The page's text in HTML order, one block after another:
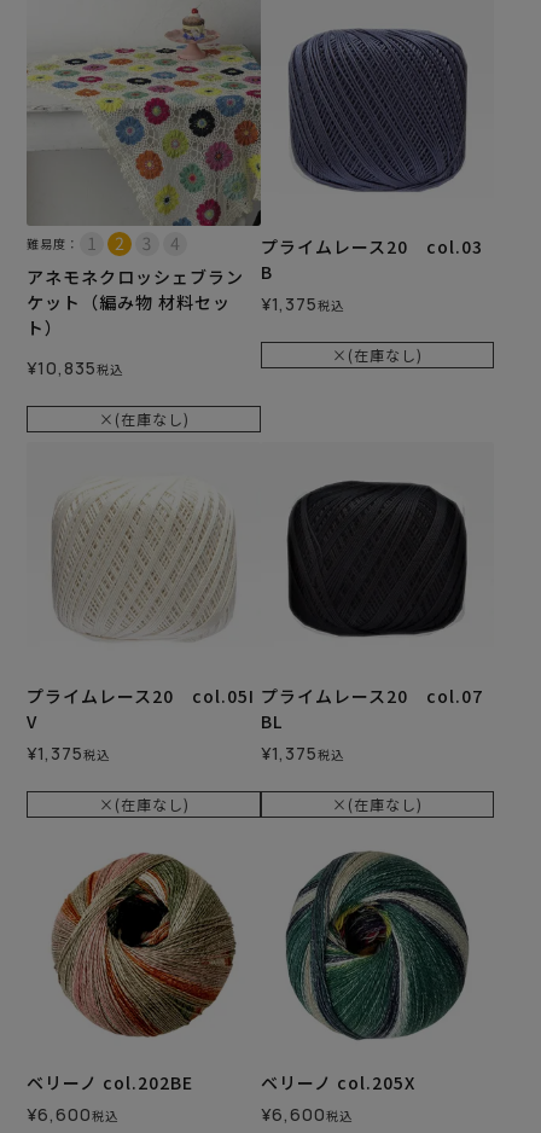
難易度：
アネモネクロッシェブラン
ケット（編み物 材料セッ
ト）
¥10,835税込
×(在庫なし)
プライムレース20 col.03
B
¥1,375税込
×(在庫なし)
プライムレース20 col.05I
V
¥1,375税込
×(在庫なし)
プライムレース20 col.07
BL
¥1,375税込
×(在庫なし)
ベリーノ col.202BE
¥6,600税込
ベリーノ col.205X
¥6,600税込